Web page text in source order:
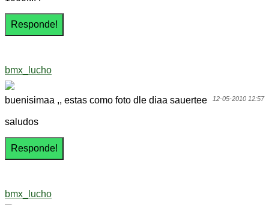
bmx_lucho
12-05-2010 12:57
buenisimaa ,, estas como foto dle diaa sauertee
saludos
bmx_lucho